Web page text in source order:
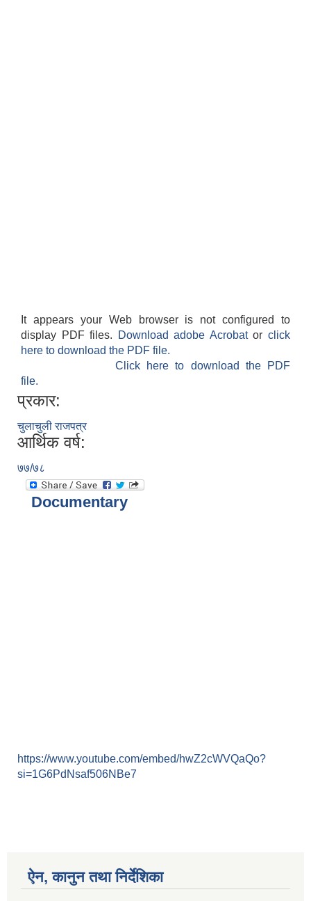
It appears your Web browser is not configured to
display PDF files.
Download adobe Acrobatorclick
here to download the PDF file.
Click here to download the PDF
file.
प्रकार:
चुलाचुली राजपत्र
आर्थिक वर्ष:
७७/७८
Documentary
https://www.youtube.com/embed/hwZ2cWVQaQo?
si=1G6PdNsaf506NBe7
ऐन, कानुन तथा निर्देशिका